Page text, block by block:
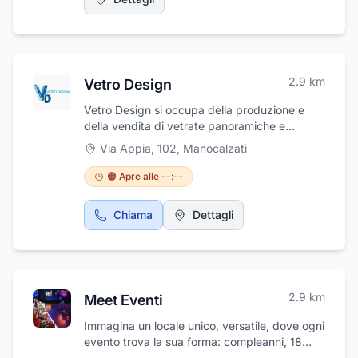
o godere di una pausa pranzo rilassante e
panoramica...Tanti buoni motivi per
composta da professionisti qualificati e
esigenza del cliente con serietà e
Vetro Design 2.9 km
Vetro Design si occupa della produzione e
della vendita di vetrate panoramiche e
scorrevoli, su misura, personalizzabili con
decori e sabbiature. Inoltre si occupa della
lavorazione di cristalli, specchi e di qualsiasi
tipo di vetro per esterni e interni. Ci troviamo
a Manocalzati in Via Appia, 102. Per
preventivi e sopralluoghi gratuiti contattare i
Design è situato nelle vicinanze del centro
Via Appia, 102, Manocalzati
🟠 Apre alle --:--
Chiama Dettagli
Meet Eventi 2.9 km
Immagina un locale unico, versatile, dove ogni
evento trova la sua forma: compleanni, 18